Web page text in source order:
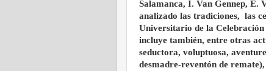
Salamanca, I. Van Gennep, E.
analizado las tradiciones, las
Universitario de la
incluye también, entre otras
seductora, voluptuosa,
desmadre-reventón de